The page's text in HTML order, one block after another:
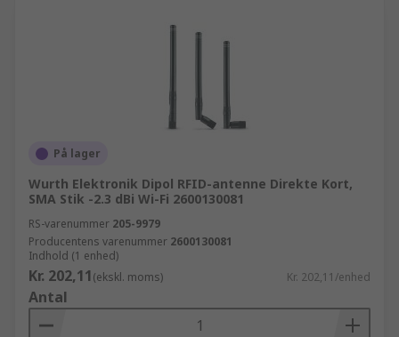
På lager
Wurth Elektronik Dipol RFID-antenne Direkte Kort,
SMA Stik -2.3 dBi Wi-Fi 2600130081
RS-varenummer 205-9979
Producentens varenummer 2600130081
Indhold (1 enhed)
Kr. 202,11(ekskl. moms) Kr. 202,11/enhed
Antal